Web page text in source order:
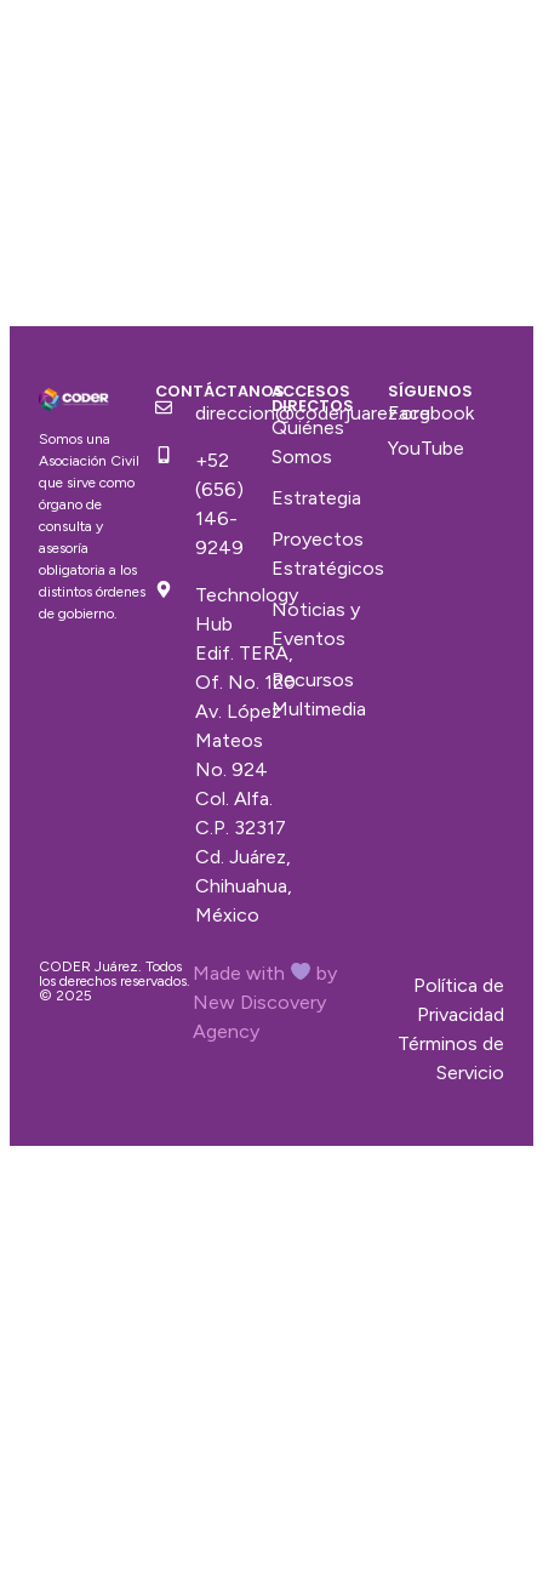
Somos una
Asociación Civil
que sirve como
órgano de
consulta y
asesoría
obligatoria a los
distintos órdenes
de gobierno.
CONTÁCTANOS
direccion@coderjuarez.org
+52
(656)
146-
9249
Technology
Hub
Edif. TERA,
Of. No. 120
Av. López
Mateos
No. 924
Col. Alfa.
C.P. 32317
Cd. Juárez,
Chihuahua,
México
ACCESOS
DIRECTOS
Quiénes
Somos
Estrategia
Proyectos
Estratégicos
Noticias y
Eventos
Recursos
Multimedia
SÍGUENOS
Facebook
YouTube
CODER Juárez. Todos
los derechos reservados.
© 2025
Made with
by
New Discovery
Agency
Política de
Privacidad
Términos de
Servicio